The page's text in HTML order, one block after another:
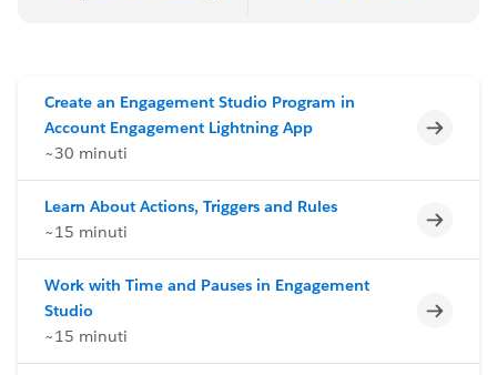
Create an Engagement Studio Program in
Account Engagement Lightning App
~30 minuti
Learn About Actions, Triggers and Rules
~15 minuti
Work with Time and Pauses in Engagement
Studio
~15 minuti